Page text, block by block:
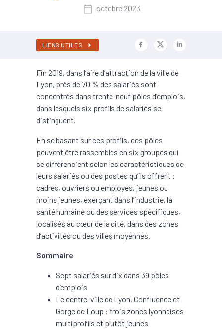
octobre 2023
LIENS UTILES
Fin 2019, dans l’aire d’attraction de la ville de
Lyon, près de 70 % des salariés sont
concentrés dans trente-neuf pôles d’emplois,
dans lesquels six profils de salariés se
distinguent.
En se basant sur ces profils, ces pôles
peuvent être rassemblés en six groupes qui
se différencient selon les caractéristiques de
leurs salariés ou des postes qu’ils offrent :
cadres, ouvriers ou employés, jeunes ou
moins jeunes, exerçant dans l’industrie, la
santé humaine ou des services spécifiques,
localisés au cœur de la cité, dans des zones
d’activités ou des villes moyennes.
Sommaire
Sept salariés sur dix dans 39 pôles
d’emplois
Le centre-ville de Lyon, Confluence et
Gorge de Loup : trois zones lyonnaises
multiprofils et plutôt jeunes